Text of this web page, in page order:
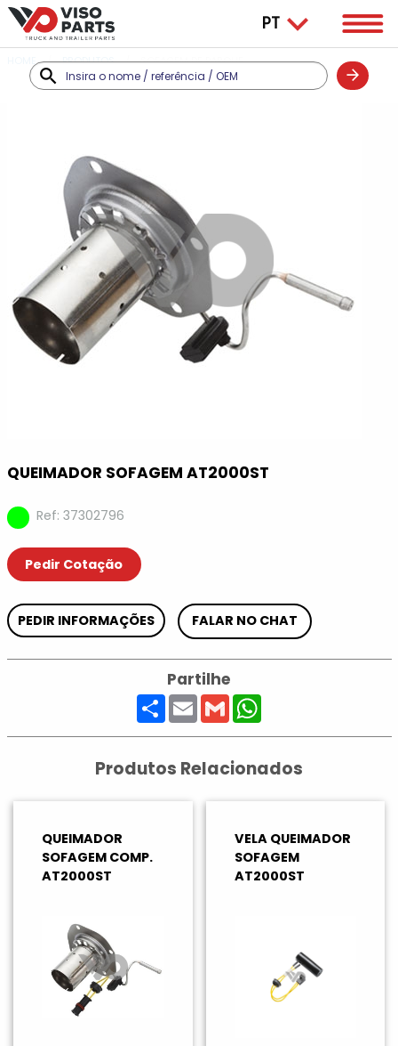
PRODUTOS SOFAGEM DE PARQUE
QUEIMADOR SOFAGEM AT2000ST
Ref: 37302796
Pedir Cotação
PEDIR INFORMAÇÕES FALAR NO CHAT
Partilhe
ShareEmailGmail
Produtos Relacionados
QUEIMADOR
SOFAGEM COMP.
AT2000ST
VELA QUEIMADOR
SOFAGEM
AT2000ST